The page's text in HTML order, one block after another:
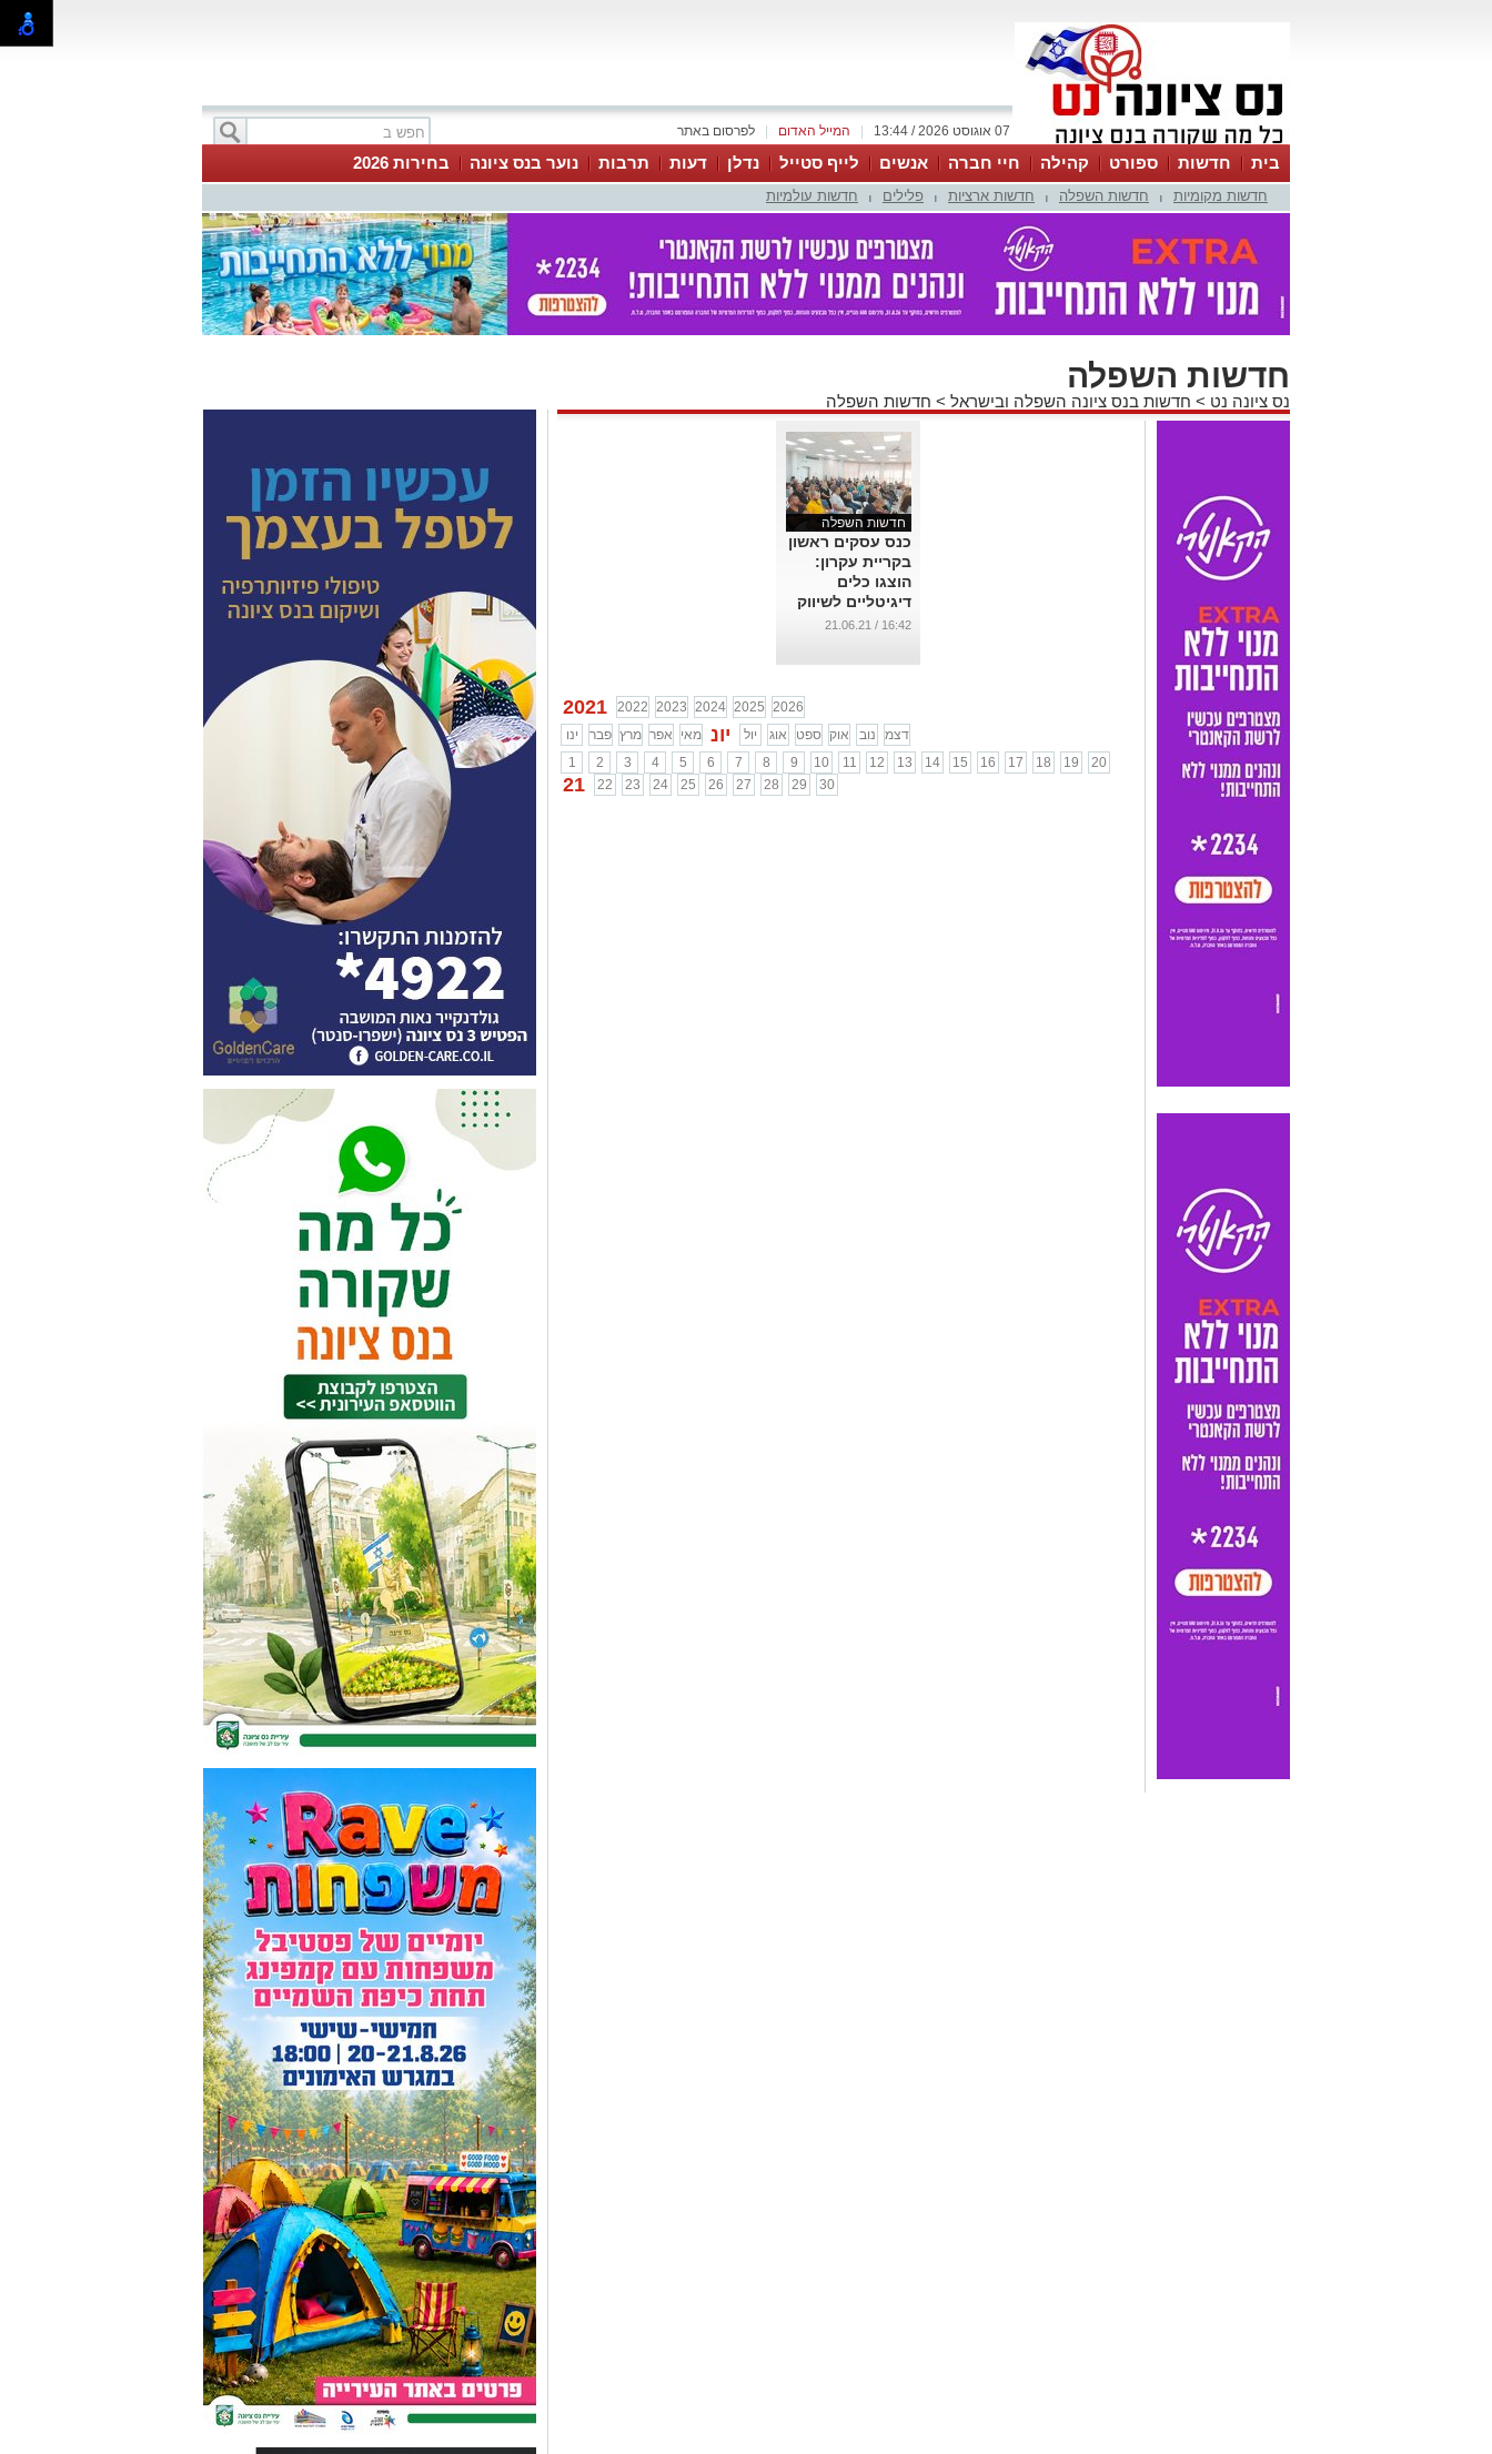
לפרסום באתר המייל האדום 07 אוגוסט 2026 / 13:44
בית חדשות ספורט קהילה חיי חברה אנשים לייף סטייל נדלן דעות תרבות נוער בנס ציונה בחירות 2026
חדשות מקומיות חדשות השפלה חדשות ארציות פלילים חדשות עולמיות
חדשות השפלה
נס ציונה נט > חדשות בנס ציונה השפלה ובישראל > חדשות השפלה
חדשות השפלה
כנס עסקים ראשון
בקריית עקרון:
הוצגו כלים
דיגיטליים לשיווק
ומענקים לעסקים
16:42 / 21.06.21
2021 2022 2023 2024 2025 2026
ינו
פבר מרץ אפר מאי יונ יול אוג ספט אוק נוב
דצמ
1
2 3 4 5 6 7 8 9 10 11 12 13 14 15 16 17 18 19 20
21 22 23 24 25 26 27 28 29 30